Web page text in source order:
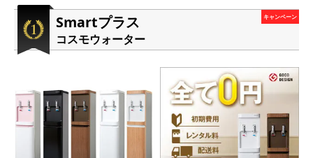
Smartプラス
コスモウォーター
キャンペーン